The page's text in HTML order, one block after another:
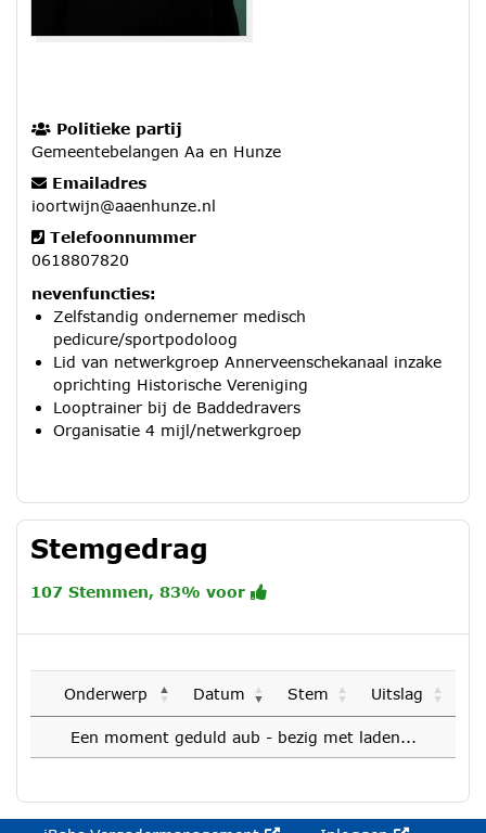
Politieke partij
Gemeentebelangen Aa en Hunze
Emailadres
ioortwijn@aaenhunze.nl
Telefoonnummer
0618807820
nevenfuncties:
Zelfstandig ondernemer medisch
pedicure/sportpodoloog
Lid van netwerkgroep Annerveenschekanaal inzake
oprichting Historische Vereniging
Looptrainer bij de Baddedravers
Organisatie 4 mijl/netwerkgroep
Stemgedrag
107 Stemmen, 83% voor
Onderwerp Datum Stem Uitslag
Een moment geduld aub - bezig met laden...